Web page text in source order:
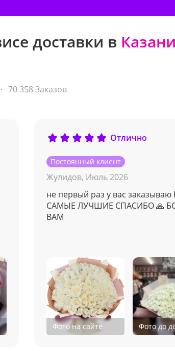
доставки в Казани
70 358 Заказов
Отлично
Постоянный клиент
Жулидов, Июль 2026
не первый раз у вас заказываю
САМЫЕ ЛУЧШИЕ СПАСИБО 🙏
ВАМ
Фото на сайте Фото до